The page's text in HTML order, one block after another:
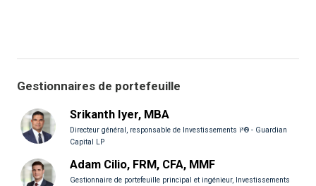
Gestionnaires de portefeuille
Srikanth Iyer, MBA
Directeur général, responsable de Investissements i³® - Guardian
Capital LP
Adam Cilio, FRM, CFA, MMF
Gestionnaire de portefeuille principal et ingénieur, Investissements